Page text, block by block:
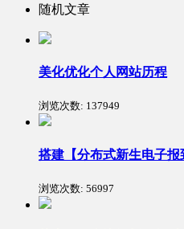
随机文章
美化优化个人网站历程
浏览次数: 137949
搭建【分布式新生电子报
浏览次数: 56997